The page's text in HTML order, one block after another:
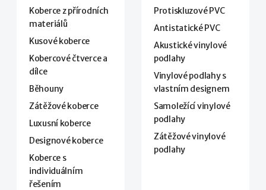
Koberce z přírodních
materiálů
Kusové koberce
Kobercové čtverce a
dílce
Běhouny
Zátěžové koberce
Luxusní koberce
Designové koberce
Koberce s
individuálním
řešením
Protiskluzové PVC
Antistatické PVC
Akustické vinylové
podlahy
Vinylové podlahy s
vlastním designem
Samoležící vinylové
podlahy
Zátěžové vinylové
podlahy